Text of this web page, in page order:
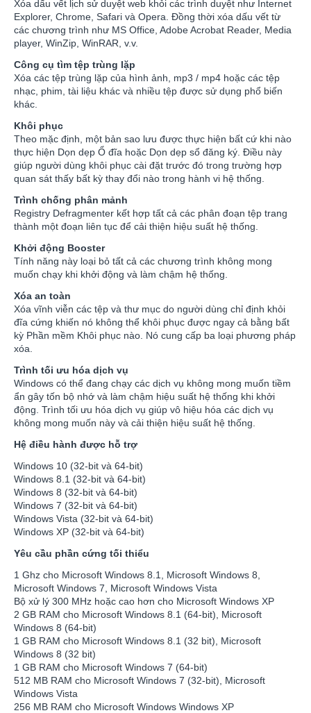
Xóa dấu vết lịch sử duyệt web khỏi các trình duyệt như Internet
Explorer, Chrome, Safari và Opera. Đồng thời xóa dấu vết từ
các chương trình như MS Office, Adobe Acrobat Reader, Media
player, WinZip, WinRAR, v.v.
Công cụ tìm tệp trùng lặp
Xóa các tệp trùng lặp của hình ảnh, mp3 / mp4 hoặc các tệp
nhạc, phim, tài liệu khác và nhiều tệp được sử dụng phổ biến
khác.
Khôi phục
Theo mặc định, một bản sao lưu được thực hiện bất cứ khi nào
thực hiện Dọn dẹp Ổ đĩa hoặc Dọn dẹp sổ đăng ký. Điều này
giúp người dùng khôi phục cài đặt trước đó trong trường hợp
quan sát thấy bất kỳ thay đổi nào trong hành vi hệ thống.
Trình chống phân mảnh
Registry Defragmenter kết hợp tất cả các phân đoạn tệp trang
thành một đoạn liên tục để cải thiện hiệu suất hệ thống.
Khởi động Booster
Tính năng này loại bỏ tất cả các chương trình không mong
muốn chạy khi khởi động và làm chậm hệ thống.
Xóa an toàn
Xóa vĩnh viễn các tệp và thư mục do người dùng chỉ định khỏi
đĩa cứng khiến nó không thể khôi phục được ngay cả bằng bất
kỳ Phần mềm Khôi phục nào. Nó cung cấp ba loại phương pháp
xóa.
Trình tối ưu hóa dịch vụ
Windows có thể đang chạy các dịch vụ không mong muốn tiềm
ẩn gây tốn bộ nhớ và làm chậm hiệu suất hệ thống khi khởi
động. Trình tối ưu hóa dịch vụ giúp vô hiệu hóa các dịch vụ
không mong muốn này và cải thiện hiệu suất hệ thống.
Hệ điều hành được hỗ trợ
Windows 10 (32-bit và 64-bit)
Windows 8.1 (32-bit và 64-bit)
Windows 8 (32-bit và 64-bit)
Windows 7 (32-bit và 64-bit)
Windows Vista (32-bit và 64-bit)
Windows XP (32-bit và 64-bit)
Yêu cầu phần cứng tối thiểu
1 Ghz cho Microsoft Windows 8.1, Microsoft Windows 8,
Microsoft Windows 7, Microsoft Windows Vista
Bộ xử lý 300 MHz hoặc cao hơn cho Microsoft Windows XP
2 GB RAM cho Microsoft Windows 8.1 (64-bit), Microsoft
Windows 8 (64-bit)
1 GB RAM cho Microsoft Windows 8.1 (32 bit), Microsoft
Windows 8 (32 bit)
1 GB RAM cho Microsoft Windows 7 (64-bit)
512 MB RAM cho Microsoft Windows 7 (32-bit), Microsoft
Windows Vista
256 MB RAM cho Microsoft Windows Windows XP